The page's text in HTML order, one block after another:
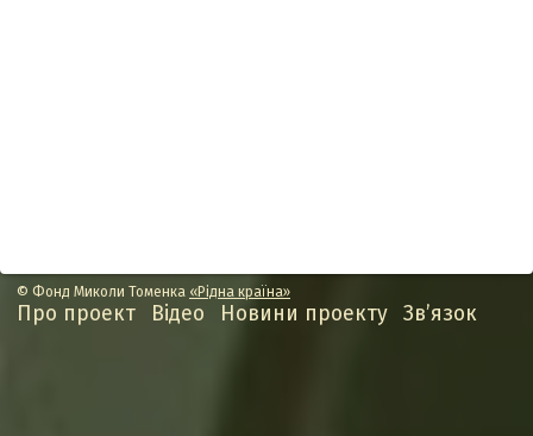
Про проект Відео Новини проекту Зв’язок
© Фонд Миколи Томенка «Рідна країна»